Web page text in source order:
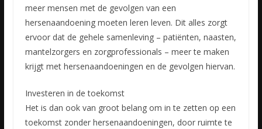
meer mensen met de gevolgen van een
hersenaandoening moeten leren leven. Dit alles zorgt
ervoor dat de gehele samenleving – patiënten, naasten,
mantelzorgers en zorgprofessionals – meer te maken
krijgt met hersenaandoeningen en de gevolgen hiervan.
Investeren in de toekomst
Het is dan ook van groot belang om in te zetten op een
toekomst zonder hersenaandoeningen, door ruimte te